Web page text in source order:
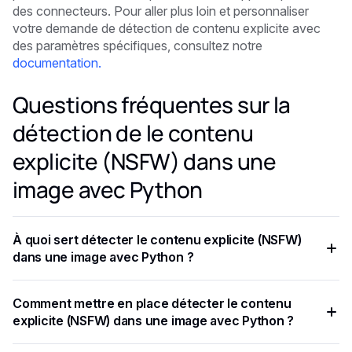
des connecteurs. Pour aller plus loin et personnaliser
votre demande de détection de contenu explicite avec
des paramètres spécifiques, consultez notre
documentation.
Questions fréquentes sur la
détection de le contenu
explicite (NSFW) dans une
image avec Python
À quoi sert détecter le contenu explicite (NSFW)
dans une image avec Python ?
et obtenu votre clé API, vous serez en mesure de détecter
du contenu explicite dans les images.
Comment mettre en place détecter le contenu
explicite (NSFW) dans une image avec Python ?